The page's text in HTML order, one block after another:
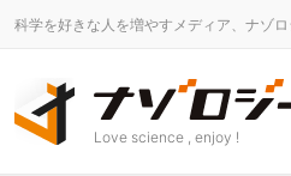
科学を好きな人を増やすメディア、ナゾロ
Love science , enjoy !